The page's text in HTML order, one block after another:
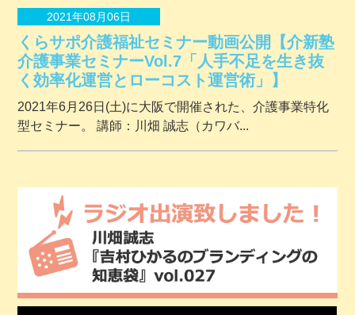
2021年08月06日
くらサポ介護福祉セミナー動画公開【介新塾
介護事業セミナーVol.7「人手不足を生き抜
く効率化運営とローコスト運営術」】
2021年6月26日(土)に大阪で開催された、介護事業特化
型セミナー。 講師：川畑 誠志（カワバ...